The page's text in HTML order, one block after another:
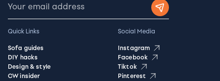
Quick Links
Sofa guides
DIY hacks
Design & style
CW insider
Social Media
Instagram
Facebook
Tiktok
Pinterest